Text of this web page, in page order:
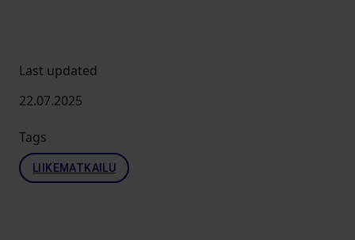
Last updated
22.07.2025
Tags
LIIKEMATKAILU